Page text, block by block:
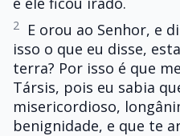
2
E orou ao Senhor, e
isso o que eu disse,
terra? Por isso é que
Társis, pois eu sabia
misericordioso,
benignidade, e que te